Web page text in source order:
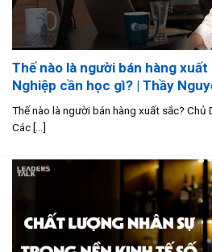
Thế nào là người bán hàng xuất
Nghiệp cần học gì? | Thầy
Thế nào là người bán hàng xuất sắc? Chủ
Các [...]